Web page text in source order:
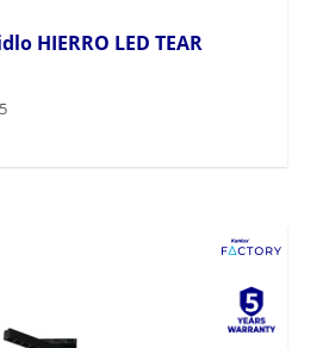
HIERRO LED TEAR